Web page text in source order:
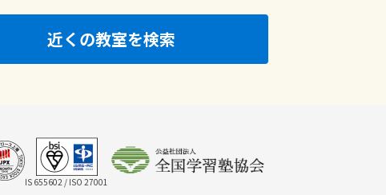
近くの教室を検索
IS 655602 / ISO 27001